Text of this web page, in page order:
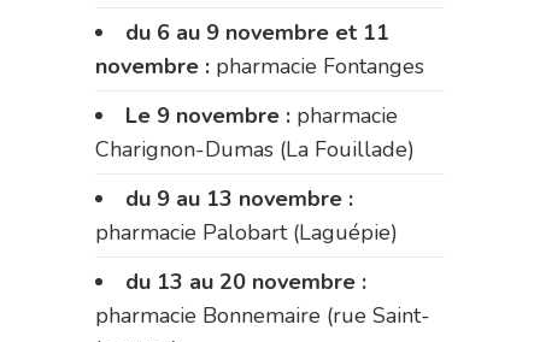
du 6 au 9 novembre et 11
novembre : pharmacie Fontanges
Le 9 novembre : pharmacie
Charignon-Dumas (La Fouillade)
du 9 au 13 novembre :
pharmacie Palobart (Laguépie)
du 13 au 20 novembre :
pharmacie Bonnemaire (rue Saint-